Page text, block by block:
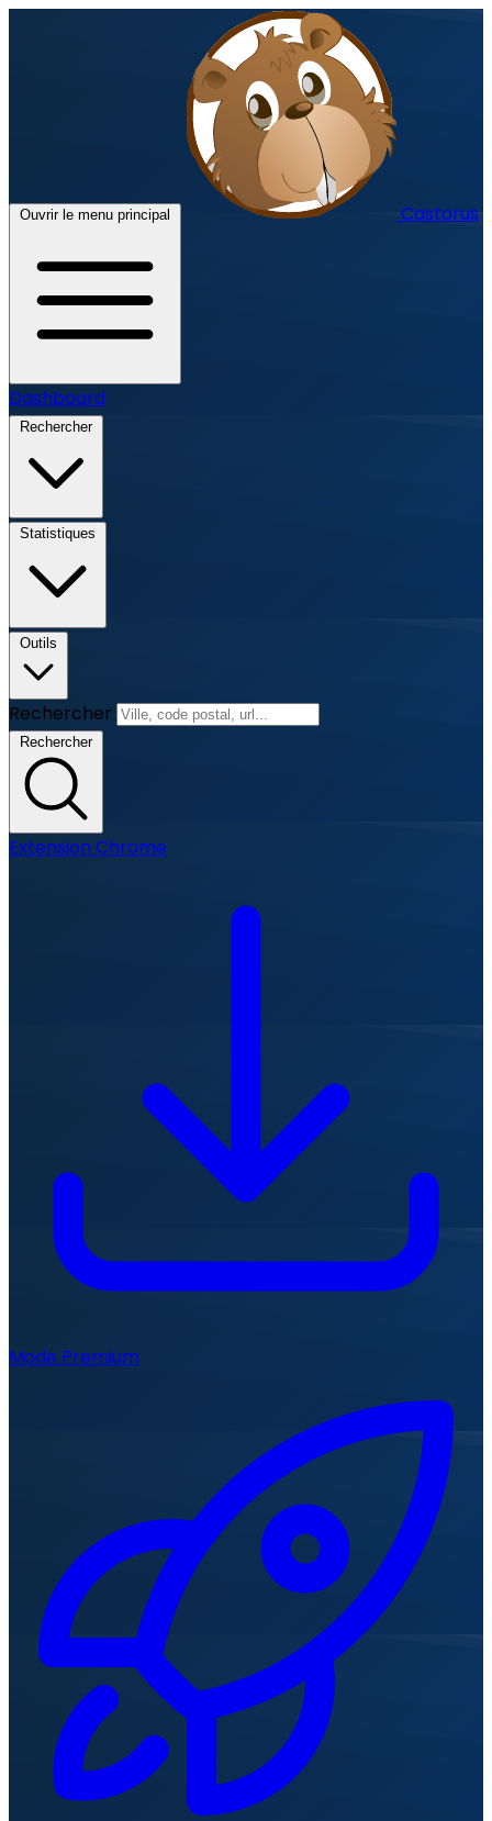
Ouvrir le menu principal Castorus
Dashboard
Rechercher
Statistiques
Outils
Rechercher
Rechercher
Extension Chrome
Mode Premium